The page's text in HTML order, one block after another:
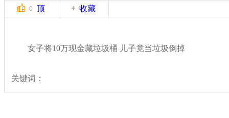
0 顶 收藏
女子将10万现金藏垃圾桶 儿子竟当垃圾倒掉
关键词：